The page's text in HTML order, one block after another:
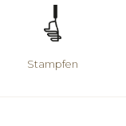
Stampfen